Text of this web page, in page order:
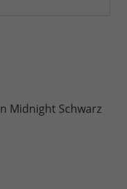
Midnight Schwarz